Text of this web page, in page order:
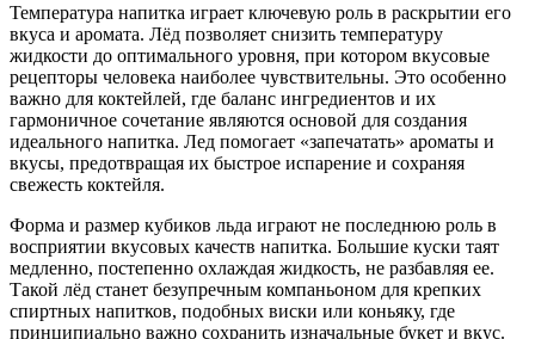
Температура напитка играет ключевую роль в раскрытии его
вкуса и аромата. Лёд позволяет снизить температуру
жидкости до оптимального уровня, при котором вкусовые
рецепторы человека наиболее чувствительны. Это особенно
важно для коктейлей, где баланс ингредиентов и их
гармоничное сочетание являются основой для создания
идеального напитка. Лед помогает «запечатать» ароматы и
вкусы, предотвращая их быстрое испарение и сохраняя
свежесть коктейля.
Форма и размер кубиков льда играют не последнюю роль в
восприятии вкусовых качеств напитка. Большие куски таят
медленно, постепенно охлаждая жидкость, не разбавляя ее.
Такой лёд станет безупречным компаньоном для крепких
спиртных напитков, подобных виски или коньяку, где
принципиально важно сохранить изначальные букет и вкус.